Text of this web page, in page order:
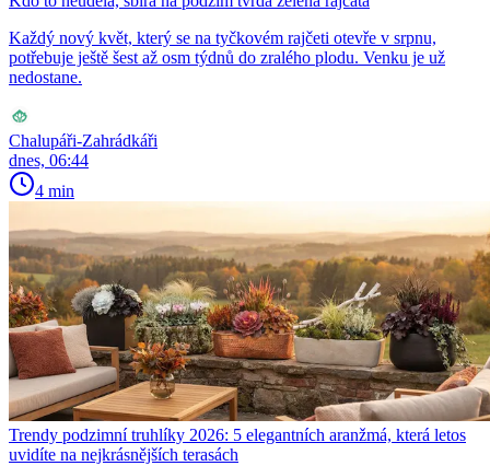
Každý nový květ, který se na tyčkovém rajčeti otevře v srpnu,
potřebuje ještě šest až osm týdnů do zralého plodu. Venku je už
nedostane.
Chalupáři-Zahrádkáři
dnes, 06:44
4 min
Trendy podzimní truhlíky 2026: 5 elegantních aranžmá, která letos
uvidíte na nejkrásnějších terasách